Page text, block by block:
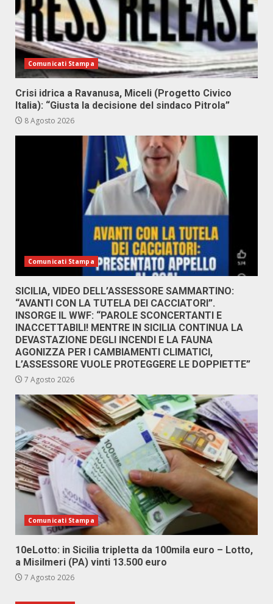
Comunicati Stampa
Crisi idrica a Ravanusa, Miceli (Progetto Civico
Italia): “Giusta la decisione del sindaco Pitrola”
8 Agosto 2026
Comunicati Stampa
SICILIA, VIDEO DELL’ASSESSORE SAMMARTINO:
“AVANTI CON LA TUTELA DEI CACCIATORI”.
INSORGE IL WWF: “PAROLE SCONCERTANTI E
INACCETTABILI! MENTRE IN SICILIA CONTINUA LA
DEVASTAZIONE DEGLI INCENDI E LA FAUNA
AGONIZZA PER I CAMBIAMENTI CLIMATICI,
L’ASSESSORE VUOLE PROTEGGERE LE DOPPIETTE”
7 Agosto 2026
Comunicati Stampa
10eLotto: in Sicilia tripletta da 100mila euro – Lotto,
a Misilmeri (PA) vinti 13.500 euro
7 Agosto 2026